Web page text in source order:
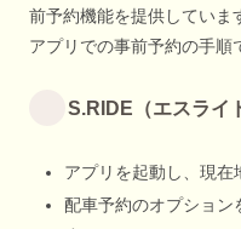
前予約機能を提供していま
アプリでの事前予約の手順
S.RIDE（エスライ
アプリを起動し、現在
配車予約のオプション